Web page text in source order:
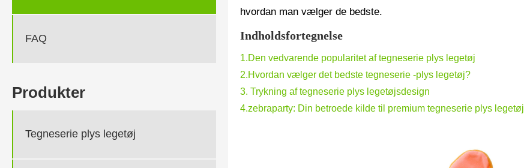
FAQ
Produkter
Tegneserie plys legetøj
hvordan man vælger de bedste.
Indholdsfortegnelse
1.Den vedvarende popularitet af tegneserie plys legetøj
2.Hvordan vælger det bedste tegneserie -plys legetøj?
3. Trykning af tegneserie plys legetøjsdesign
4.zebraparty: Din betroede kilde til premium tegneserie plys legetøj